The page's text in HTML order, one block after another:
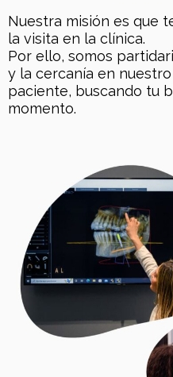
Nuestra misión es que
la visita en la clínica.
Por ello, somos
y la cercanía en
paciente, buscando tu
momento.